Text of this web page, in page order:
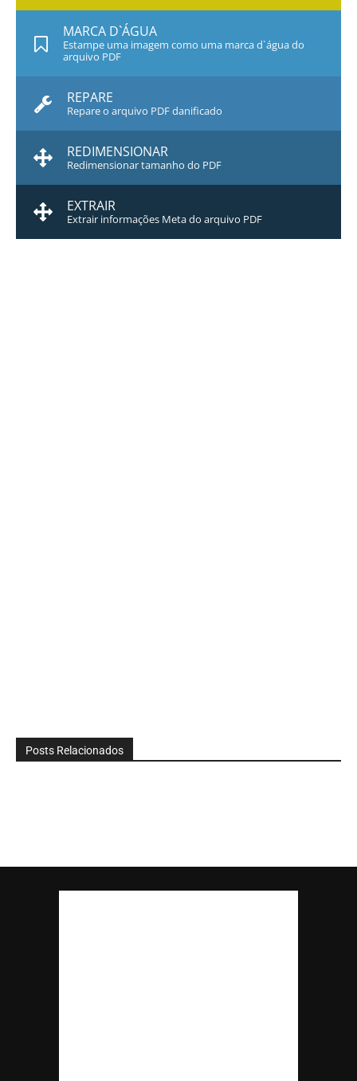
MARCA D`ÁGUA
Estampe uma imagem como uma marca d`água do
arquivo PDF
REPARE
Repare o arquivo PDF danificado
REDIMENSIONAR
Redimensionar tamanho do PDF
EXTRAIR
Extrair informações Meta do arquivo PDF
Posts Relacionados